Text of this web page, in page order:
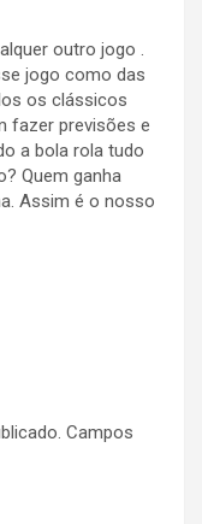
outro jogo .
jogo como das
os clássicos
fazer previsões e
a bola rola tudo
Quem ganha
Assim é o nosso
Campos